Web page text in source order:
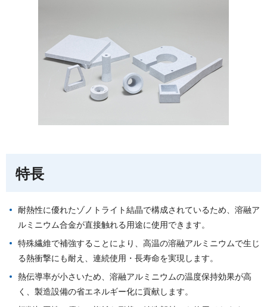
特長
耐熱性に優れたゾノトライト結晶で構成されているため、溶融ア
ルミニウム合金が直接触れる用途に使用できます。
特殊繊維で補強することにより、高温の溶融アルミニウムで生じ
る熱衝撃にも耐え、連続使用・長寿命を実現します。
熱伝導率が小さいため、溶融アルミニウムの温度保持効果が高
く、製造設備の省エネルギー化に貢献します。